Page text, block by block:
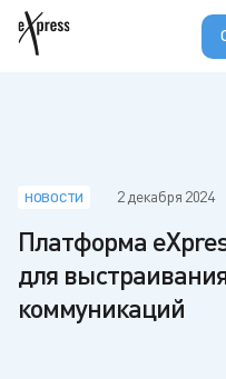
НОВОСТИ 2 декабря 2024
Платформа
для
коммуникаций